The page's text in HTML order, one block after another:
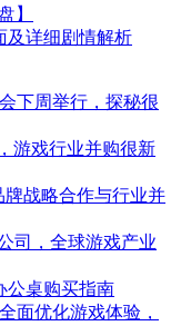
】
及详细剧情解析
下周举行，探秘很
游戏行业并购很新
牌战略合作与行业并
司，全球游戏产业
公桌购买指南
面优化游戏体验，